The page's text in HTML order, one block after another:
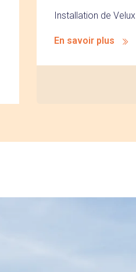
Installation de Velux
En savoir plus